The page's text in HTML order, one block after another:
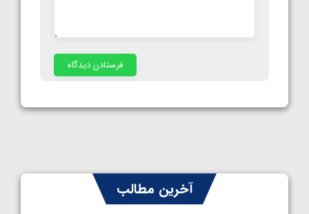
آخرین مطالب